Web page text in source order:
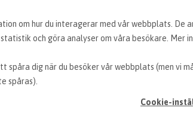
om hur du interagerar med vår webbplats. De
och göra analyser om våra besökare. Mer
spåra dig när du besöker vår webbplats (men vi
spåras).
Cookie-
KUNDCASE